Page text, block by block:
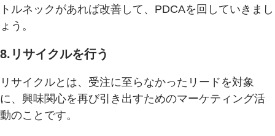
トルネックがあれば改善して、PDCAを回していきまし
ょう。
8.リサイクルを行う
リサイクルとは、受注に至らなかったリードを対象
に、興味関心を再び引き出すためのマーケティング活
動のことです。